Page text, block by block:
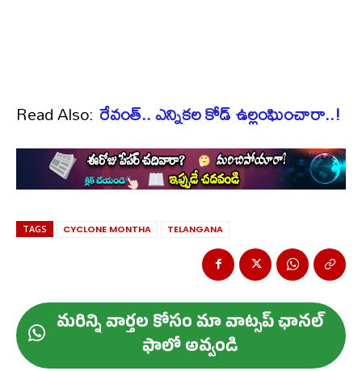
Read Also: రేవంత్.. ఎన్నికల కోడ్ ఉల్లంఘించారా..!
TAGS CYCLONE MONTHA TELANGANA
మ‌రిన్ని వార్త‌ల కోసం మా వాట్స‌ప్ ఛాన‌ల్
ఫాలో అవ్వండి